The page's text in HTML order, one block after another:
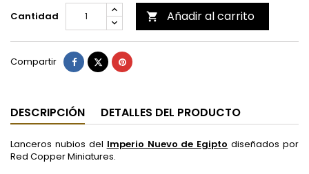
Cantidad  Añadir al carrito
Compartir Compartir
TuitearPinterest
DESCRIPCIÓN DETALLES DEL PRODUCTO
Lanceros nubios del Imperio Nuevo de Egipto diseñados por
Red Copper Miniatures.